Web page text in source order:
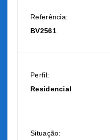
Referência:
BV2561
Perfil:
Residencial
Situação: